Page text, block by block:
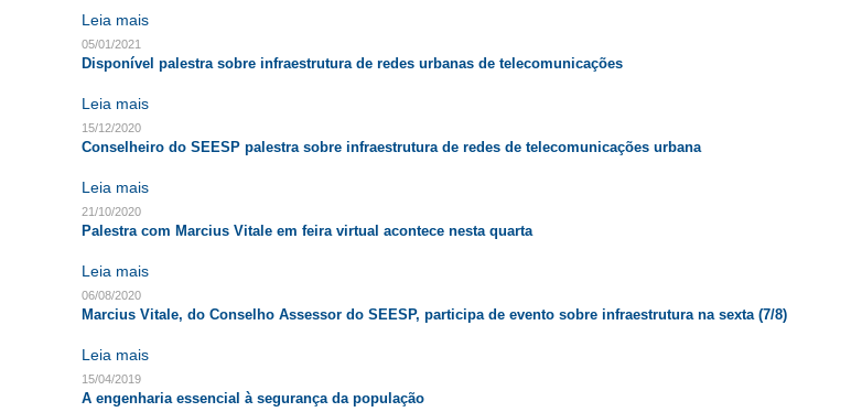
Leia mais
05/01/2021
Disponível palestra sobre infraestrutura de redes urbanas de telecomunicações
Leia mais
15/12/2020
Conselheiro do SEESP palestra sobre infraestrutura de redes de telecomunicações urbana
Leia mais
21/10/2020
Palestra com Marcius Vitale em feira virtual acontece nesta quarta
Leia mais
06/08/2020
Marcius Vitale, do Conselho Assessor do SEESP, participa de evento sobre infraestrutura na sexta (7/8)
Leia mais
15/04/2019
A engenharia essencial à segurança da população